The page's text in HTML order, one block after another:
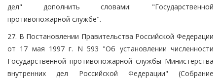
дел" дополнить словами: "Государственной
противопожарной службе".
27. В Постановлении Правительства Российской Федерации
от 17 мая 1997 г. N 593 "Об установлении численности
Государственной противопожарной службы Министерства
внутренних дел Российской Федерации" (Собрание